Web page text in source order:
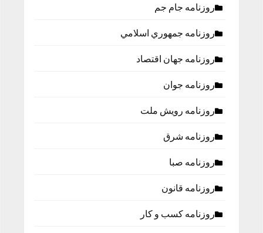
روزنامه جام جم
روزنامه جمهوري اسلامي
روزنامه جهان اقتصاد
روزنامه جوان
روزنامه رویش ملت
روزنامه شرق
روزنامه صبا
روزنامه قانون
روزنامه كسب و كار